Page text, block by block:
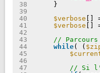
38
39
40
41
42
43
44
45
46
47
}
$verbose []
$verbose []
//
while( (
// Si